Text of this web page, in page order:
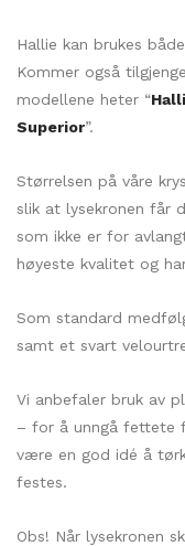
Hallie kan brukes
Kommer også
modellene heter “
Superior”.
Størrelsen på våre
slik at lysekronen får
som ikke er for
høyeste kvalitet og
Som standard
samt et svart
Vi anbefaler bruk av
– for å unngå fettete
være en god idé å
festes.
Obs! Når lysekronen